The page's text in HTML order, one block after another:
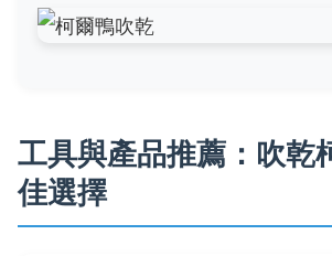
工具與產品推薦：吹乾
佳選擇